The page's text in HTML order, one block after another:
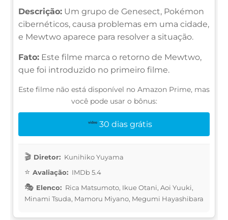
Descrição: Um grupo de Genesect, Pokémon
cibernéticos, causa problemas em uma cidade,
e Mewtwo aparece para resolver a situação.
Fato: Este filme marca o retorno de Mewtwo,
que foi introduzido no primeiro filme.
Este filme não está disponível no Amazon Prime, mas
você pode usar o bônus:
30 dias grátis
Diretor: Kunihiko Yuyama
Avaliação: IMDb 5.4
Elenco: Rica Matsumoto, Ikue Otani, Aoi Yuuki,
Minami Tsuda, Mamoru Miyano, Megumi Hayashibara